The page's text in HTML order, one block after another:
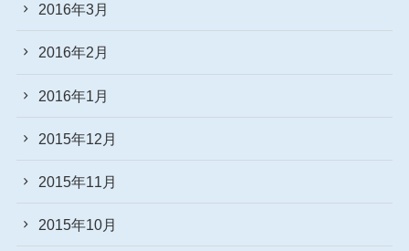
2016年3月
2016年2月
2016年1月
2015年12月
2015年11月
2015年10月